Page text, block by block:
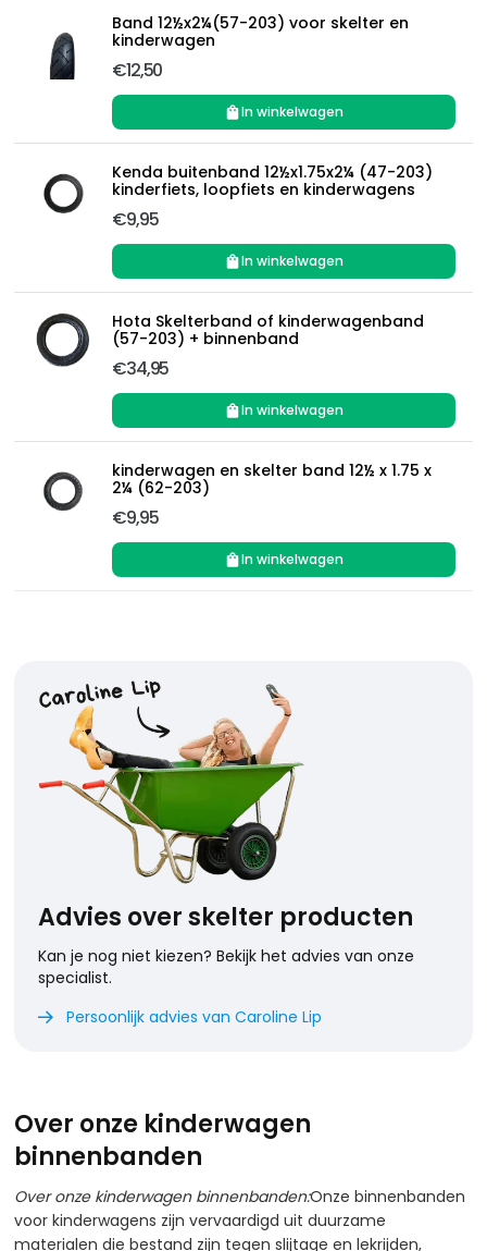
Band 12½x2¼(57-203) voor skelter en
kinderwagen
€12,50
In winkelwagen
Kenda buitenband 12½x1.75x2¼ (47-203)
kinderfiets, loopfiets en kinderwagens
€9,95
In winkelwagen
Hota Skelterband of kinderwagenband
(57-203) + binnenband
€34,95
In winkelwagen
kinderwagen en skelter band 12½ x 1.75 x
2¼ (62-203)
€9,95
In winkelwagen
Advies over skelter producten
Kan je nog niet kiezen? Bekijk het advies van onze
specialist.
 Persoonlijk advies van Caroline Lip
Over onze kinderwagen
binnenbanden
Over onze kinderwagen binnenbanden:Onze binnenbanden
voor kinderwagens zijn vervaardigd uit duurzame
materialen die bestand zijn tegen slijtage en lekrijden,